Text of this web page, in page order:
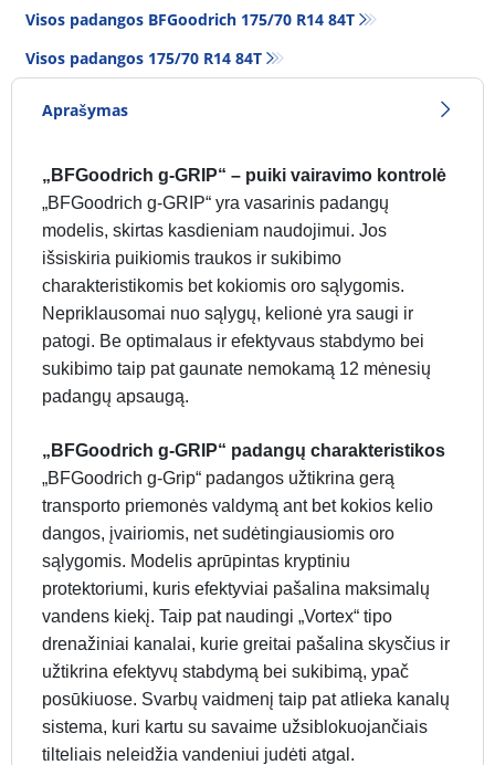
Visos padangos BFGoodrich 175/70 R14 84T
Visos padangos‎ 175/70 R14 84T
Aprašymas
„BFGoodrich g-GRIP“ – puiki vairavimo kontrolė
„BFGoodrich g-GRIP“ yra vasarinis padangų
modelis, skirtas kasdieniam naudojimui. Jos
išsiskiria puikiomis traukos ir sukibimo
charakteristikomis bet kokiomis oro sąlygomis.
Nepriklausomai nuo sąlygų, kelionė yra saugi ir
patogi. Be optimalaus ir efektyvaus stabdymo bei
sukibimo taip pat gaunate nemokamą 12 mėnesių
padangų apsaugą.
„BFGoodrich g-GRIP“ padangų charakteristikos
„BFGoodrich g-Grip“ padangos užtikrina gerą
transporto priemonės valdymą ant bet kokios kelio
dangos, įvairiomis, net sudėtingiausiomis oro
sąlygomis. Modelis aprūpintas kryptiniu
protektoriumi, kuris efektyviai pašalina maksimalų
vandens kiekį. Taip pat naudingi „Vortex“ tipo
drenažiniai kanalai, kurie greitai pašalina skysčius ir
užtikrina efektyvų stabdymą bei sukibimą, ypač
posūkiuose. Svarbų vaidmenį taip pat atlieka kanalų
sistema, kuri kartu su savaime užsiblokuojančiais
tilteliais neleidžia vandeniui judėti atgal.